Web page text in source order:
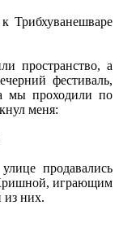
Трибхуванешваре
пространство, а
фестиваль,
мы проходили по
меня:
продавались
играющим
из них.